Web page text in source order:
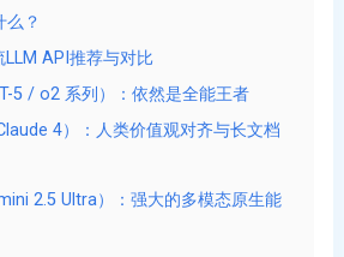
么？
API推荐与对比
5 / o2 系列）：依然是全能王者
4）：人类价值观对齐与长文档
2.5 Ultra）：强大的多模态原生能